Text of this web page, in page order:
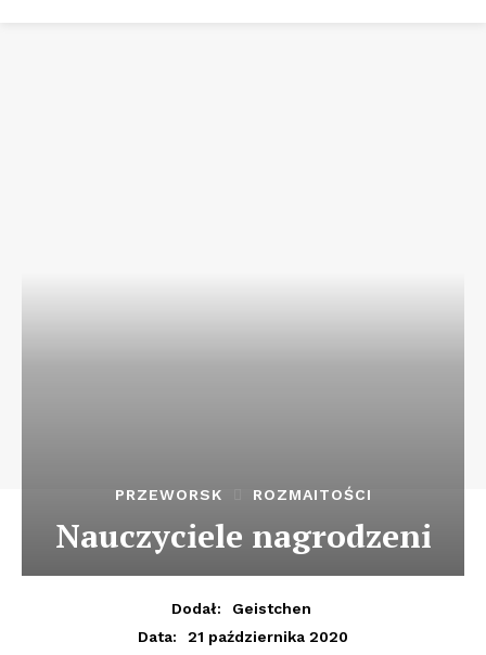
PRZEWORSK ROZMAITOŚCI
Nauczyciele nagrodzeni
Dodał:
Geistchen
Data:
21 października 2020